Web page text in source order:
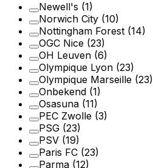
Newell's (1)
Norwich City (10)
Nottingham Forest (14)
OGC Nice (23)
OH Leuven (6)
Olympique Lyon (23)
Olympique Marseille (23)
Onbekend (1)
Osasuna (11)
PEC Zwolle (3)
PSG (23)
PSV (19)
Paris FC (23)
Parma (12)